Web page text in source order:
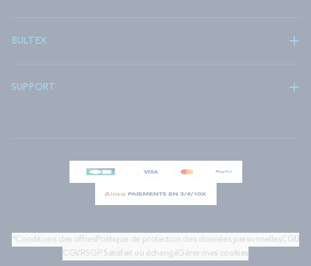
BULTEX
SUPPORT
*Conditions des offresPolitique de protection des données personnellesCGU
CGV RSGP Satisfait ou échangéGérer mes cookies